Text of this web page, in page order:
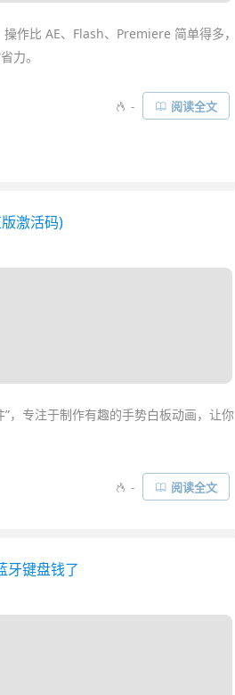
作比 AE、Flash、Premiere 简单得多，
力。
件动画、微课视频等，无论是新手还是
够丰富，可以帮助你短时间内制作出像模
- 阅读全文
激活码)
，专注于制作有趣的手势白板动画，让你
素材到画布中，就能轻松制作出一段趣
？看看下面的演示视频你就能一眼明白
- 阅读全文
牙键盘钱了